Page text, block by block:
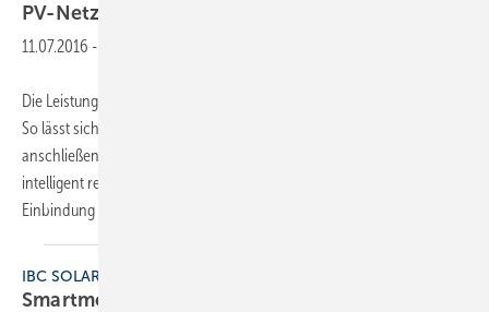
PV-Netzeinspeisung
11.07.2016 -
Die Leistungsfähigkeit der Wechselrichter von Steca wurde erweitert.
So lässt sich an eine neue Schnittstelle ein spezieller Smart Meter
anschließen und damit die Einspeiseleistung des Wechselrichters
intelligent regeln. Dies stellt eine wichtige Voraussetzung zur
Einbindung in Smart Grids
IBC SOLAR
Smartmodul mit integriertem